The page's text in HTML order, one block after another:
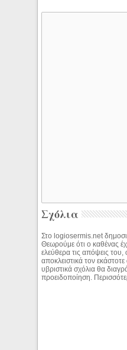
Σχόλια
Στο logiosermis.net
Θεωρούμε ότι ο καθένας
ελεύθερα τις απόψεις του,
αποκλειστικά τον
υβριστικά σχόλια θα
προειδοποίηση.